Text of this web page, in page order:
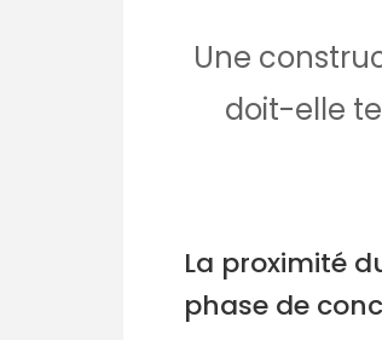
Une
doit-elle
La proximité
phase de